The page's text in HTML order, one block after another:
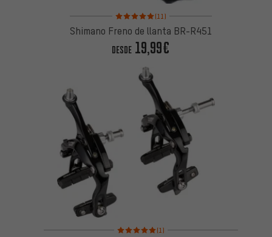
Valoración media: 5 de 5 basada en 11 reseñas
(11)
Shimano Freno de llanta BR-R451
DESDE19,99€
Valoración media: 5 de 5 basada en 1 reseñas
(1)